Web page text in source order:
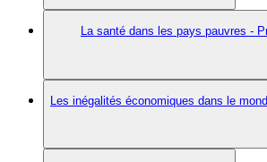
La santé dans les pays pauvres -
Les inégalités économiques dans le